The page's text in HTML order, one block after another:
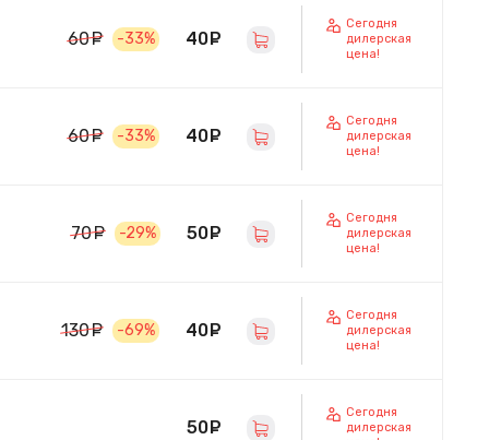
60 руб.
-33% 40 руб.
Сегодня
дилерская
цена!
60 руб.
-33% 40 руб.
Сегодня
дилерская
цена!
70 руб.
-29% 50 руб.
Сегодня
дилерская
цена!
130 руб.
-69% 40 руб.
Сегодня
дилерская
цена!
50 руб.
Сегодня
дилерская